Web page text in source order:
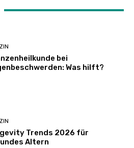
bei
Was hilft?
Trends 2026 für
Altern